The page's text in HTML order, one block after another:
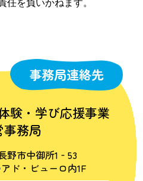
事務局連絡先
験・学び応援事業
事務局
野市中御所1‐53
ド・ビューロ内1F